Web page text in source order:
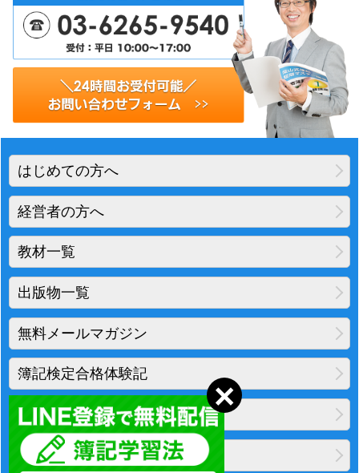
はじめての方へ
経営者の方へ
教材一覧
出版物一覧
無料メールマガジン
簿記検定合格体験記
地図・アクセス
プライバシーポリシー